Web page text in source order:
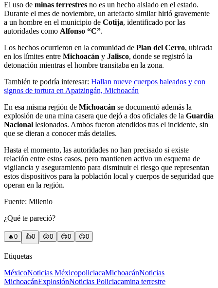
El uso de minas terrestres no es un hecho aislado en el estado.
Durante el mes de noviembre, un artefacto similar hirió gravemente
a un hombre en el municipio de Cotija, identificado por las
autoridades como Alfonso “C”.
Los hechos ocurrieron en la comunidad de Plan del Cerro, ubicada
en los límites entre Michoacán y Jalisco, donde se registró la
detonación mientras el hombre transitaba en la zona.
También te podría interesar: Hallan nueve cuerpos baleados y con
signos de tortura en Apatzingán, Michoacán
En esa misma región de Michoacán se documentó además la
explosión de una mina casera que dejó a dos oficiales de la Guardia
Nacional lesionados. Ambos fueron atendidos tras el incidente, sin
que se dieran a conocer más detalles.
Hasta el momento, las autoridades no han precisado si existe
relación entre estos casos, pero mantienen activo un esquema de
vigilancia y aseguramiento para disminuir el riesgo que representan
estos dispositivos para la población local y cuerpos de seguridad que
operan en la región.
Fuente: Milenio
¿Qué te pareció?
🔥0 👍0 😲0 😢0 😠0
Etiquetas
MéxicoNoticias MéxicopoliciacaMichoacánNoticias
MichoacánExplosiónNoticias Policiacamina terrestre